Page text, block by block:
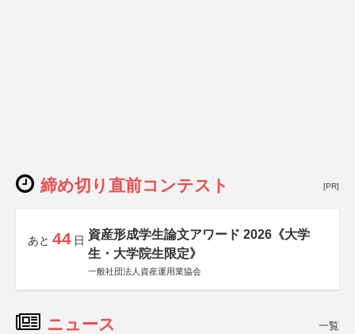
締め切り直前コンテスト [PR]
あと 44 日 資産形成学生論文アワード 2026《大学
生・大学院生限定》
一般社団法人資産運用業協会
ニュース 一覧